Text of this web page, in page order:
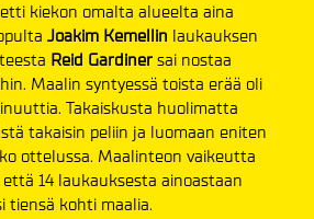
kiekon omalta alueelta aina
Joakim Kemellin laukauksen
Reid Gardiner sai nostaa
Maalin syntyessä toista erää oli
Takaiskusta huolimatta
takaisin peliin ja luomaan eniten
ottelussa. Maalinteon vaikeutta
14 laukauksesta ainoastaan
tiensä kohti maalia.